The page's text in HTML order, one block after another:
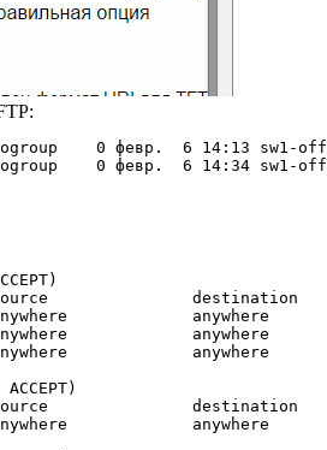
0 февр.  6 14:13 sw1-
0 февр.  6 14:34 sw1-
source
anywhere
anywhere             anywhere
anywhere
source
anywhere             anywhere